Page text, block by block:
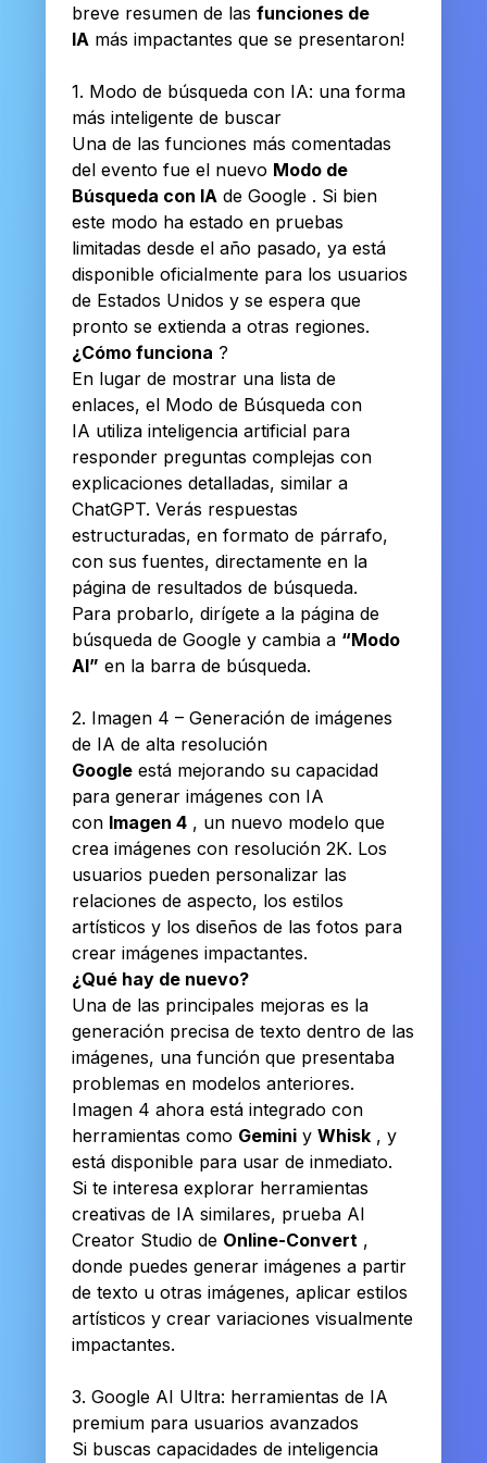
breve resumen de las funciones de
IA más impactantes que se presentaron!
1. Modo de búsqueda con IA: una forma
más inteligente de buscar
Una de las funciones más comentadas
del evento fue el nuevo Modo de
Búsqueda con IA de Google . Si bien
este modo ha estado en pruebas
limitadas desde el año pasado, ya está
disponible oficialmente para los usuarios
de Estados Unidos y se espera que
pronto se extienda a otras regiones.
¿Cómo funciona ?
En lugar de mostrar una lista de
enlaces, el Modo de Búsqueda con
IA utiliza inteligencia artificial para
responder preguntas complejas con
explicaciones detalladas, similar a
ChatGPT. Verás respuestas
estructuradas, en formato de párrafo,
con sus fuentes, directamente en la
página de resultados de búsqueda.
Para probarlo, dirígete a la página de
búsqueda de Google y cambia a “Modo
AI” en la barra de búsqueda.
2. Imagen 4 – Generación de imágenes
de IA de alta resolución
Google está mejorando su capacidad
para generar imágenes con IA
con Imagen 4 , un nuevo modelo que
crea imágenes con resolución 2K. Los
usuarios pueden personalizar las
relaciones de aspecto, los estilos
artísticos y los diseños de las fotos para
crear imágenes impactantes.
¿Qué hay de nuevo?
Una de las principales mejoras es la
generación precisa de texto dentro de las
imágenes, una función que presentaba
problemas en modelos anteriores.
Imagen 4 ahora está integrado con
herramientas como Gemini y Whisk , y
está disponible para usar de inmediato.
Si te interesa explorar herramientas
creativas de IA similares, prueba AI
Creator Studio de Online-Convert ,
donde puedes generar imágenes a partir
de texto u otras imágenes, aplicar estilos
artísticos y crear variaciones visualmente
impactantes.
3. Google AI Ultra: herramientas de IA
premium para usuarios avanzados
Si buscas capacidades de inteligencia